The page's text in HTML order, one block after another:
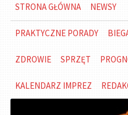
STRONA GŁÓWNA NEWSY
PRAKTYCZNE PORADY
ZDROWIE SPRZĘT
KALENDARZ IMPREZ